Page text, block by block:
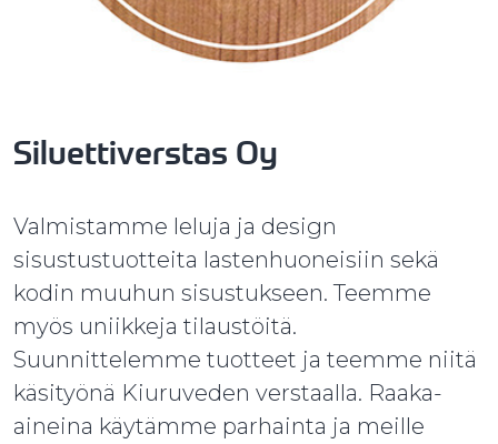
Siluettiverstas Oy
Valmistamme leluja ja design
sisustustuotteita lastenhuoneisiin sekä
kodin muuhun sisustukseen. Teemme
myös uniikkeja tilaustöitä.
Suunnittelemme tuotteet ja teemme niitä
käsityönä Kiuruveden verstaalla. Raaka-
aineina käytämme parhainta ja meille